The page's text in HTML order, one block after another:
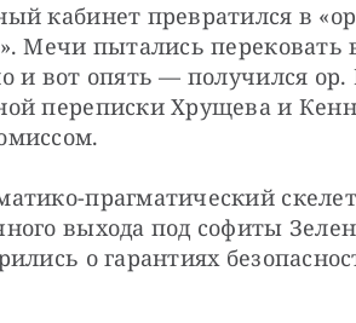
кабинет превратился в
Мечи пытались
и вот опять — получился
переписки Хрущева и
прагматический
выхода под софиты
о гарантиях